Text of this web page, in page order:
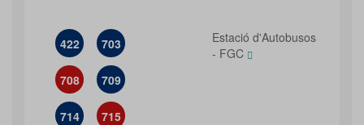
422 703
708 709
714 715
Estació d'Autobusos
- FGC